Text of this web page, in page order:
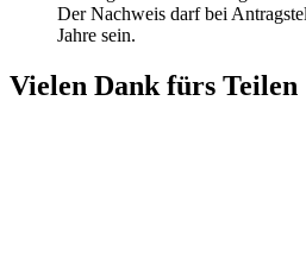
Der Nachweis darf bei
Jahre sein.
Vielen Dank fürs Teilen